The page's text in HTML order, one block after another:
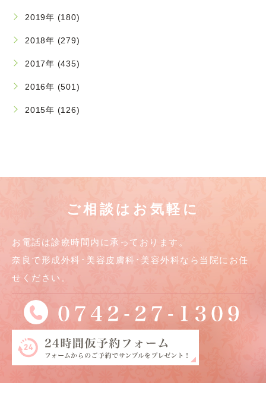
2019年 (180)
2018年 (279)
2017年 (435)
2016年 (501)
2015年 (126)
ご相談はお気軽に
お電話は診療時間内に承っております。
奈良で形成外科･美容皮膚科･美容外科なら当院にお任
せください。